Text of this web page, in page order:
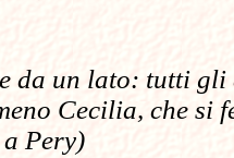
da un lato: tutti
Cecilia, che si
Pery)